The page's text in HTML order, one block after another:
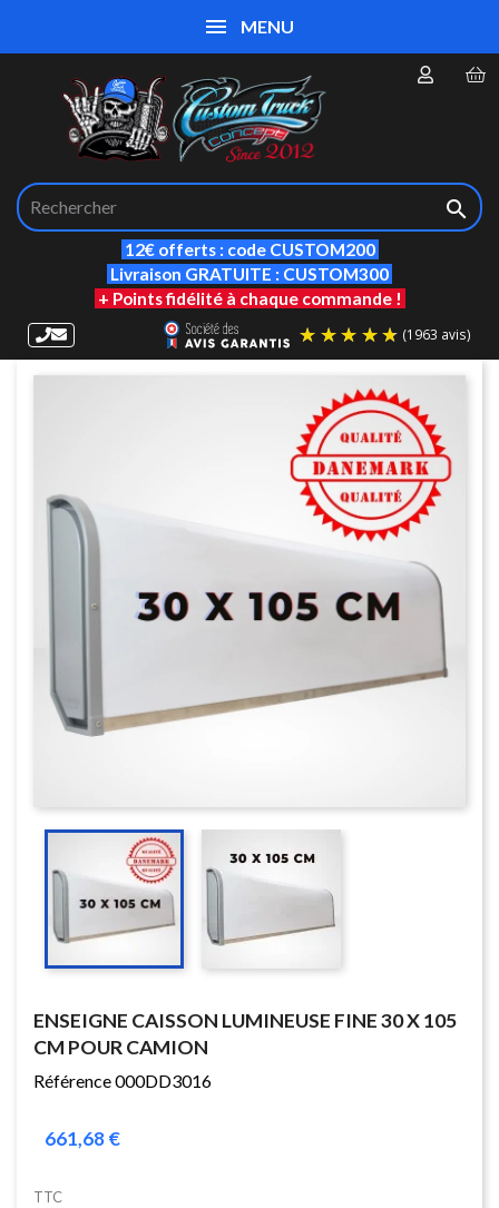

12€ offerts : code CUSTOM200
Livraison GRATUITE : CUSTOM300
+ Points fidélité à chaque commande !
MENU
ENSEIGNE CAISSON LUMINEUSE FINE 30 X 105
CM POUR CAMION
Référence 000DD3016
661,68 €
TTC